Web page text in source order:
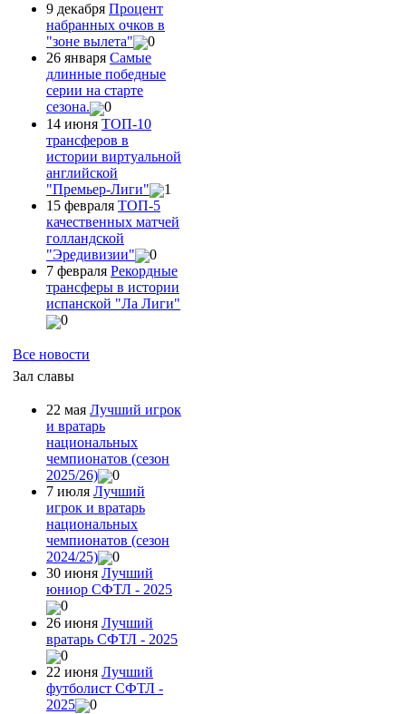
9 декабря Процент
набранных очков в
"зоне вылета"
0
26 января Самые
длинные победные
серии на старте
сезона.
0
14 июня ТОП-10
трансферов в
истории виртуальной
английской
"Премьер-Лиги"
1
15 февраля ТОП-5
качественных матчей
голландской
"Эредивизии"
0
7 февраля Рекордные
трансферы в истории
испанской "Ла Лиги"
0
Все новости
Зал славы
22 мая Лучший игрок
и вратарь
национальных
чемпионатов (сезон
2025/26)
0
7 июля Лучший
игрок и вратарь
национальных
чемпионатов (сезон
2024/25)
0
30 июня Лучший
юниор СФТЛ - 2025
0
26 июня Лучший
вратарь СФТЛ - 2025
0
22 июня Лучший
футболист СФТЛ -
2025
0